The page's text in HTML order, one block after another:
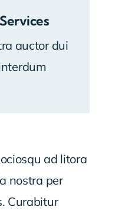
auctor dui
ad litora
nostra per
Curabitur